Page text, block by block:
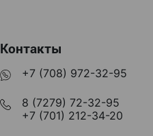
Контакты
+7 (708) 972-32-95
8 (7279) 72-32-95
+7 (701) 212-34-20